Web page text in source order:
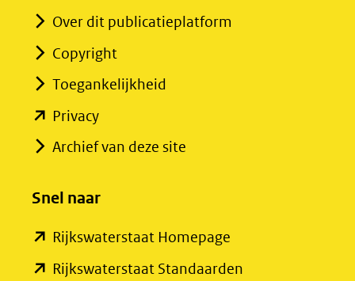
Over dit publicatieplatform
Copyright
Toegankelijkheid
Privacy(opent
in
venster)
naar
een
Archief van deze site
Snel naar
Rijkswaterstaat Homepage
in
Rijkswaterstaat Standaarden